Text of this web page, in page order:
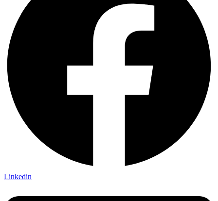
Linkedin